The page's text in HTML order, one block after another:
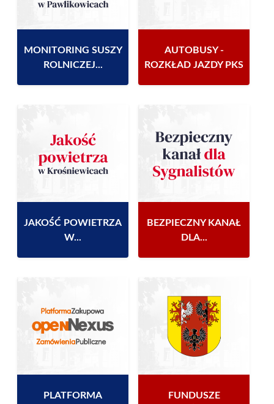
MONITORING SUSZY
ROLNICZEJ...
AUTOBUSY -
ROZKŁAD JAZDY PKS
JAKOŚĆ POWIETRZA
W...
BEZPIECZNY KANAŁ
DLA...
PLATFORMA
FUNDUSZE